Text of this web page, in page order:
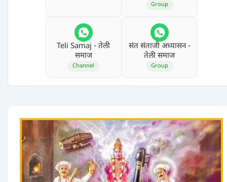
Group
Teli Samaj - तेली
समाज
Channel
संत संताजी अध्‍यासन -
तेली समाज
Group